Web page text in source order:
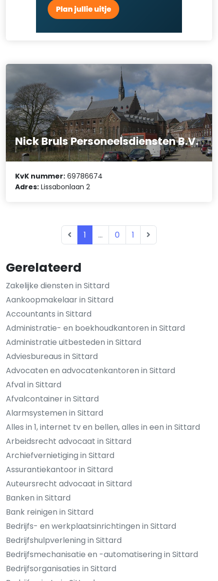
Gerelateerd
Zakelijke diensten in Sittard
Aankoopmakelaar in Sittard
Accountants in Sittard
Administratie- en boekhoudkantoren in Sittard
Administratie uitbesteden in Sittard
Adviesbureaus in Sittard
Advocaten en advocatenkantoren in Sittard
Afval in Sittard
Afvalcontainer in Sittard
Alarmsystemen in Sittard
Alles in 1, internet tv en bellen, alles in een in Sittard
Arbeidsrecht advocaat in Sittard
Archiefvernietiging in Sittard
Assurantiekantoor in Sittard
Auteursrecht advocaat in Sittard
Banken in Sittard
Bank reinigen in Sittard
Bedrijfs- en werkplaatsinrichtingen in Sittard
Bedrijfshulpverlening in Sittard
Bedrijfsmechanisatie en -automatisering in Sittard
Bedrijfsorganisaties in Sittard
Nick Bruls Personeelsdiensten B.V.
KvK nummer: 69786674
Adres: Lissabonlaan 2
1 ... 0 1